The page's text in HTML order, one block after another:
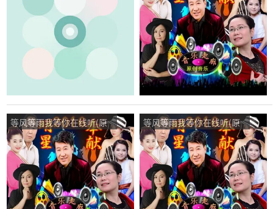
唱点播:119次
点播:34次
等风等雨我等你在线听(原
唱是花树)，杨荣演唱点
播:106次
等风等雨我等你在线听(原
唱是花树)，红尘情歌王全
莲演唱点播:255次